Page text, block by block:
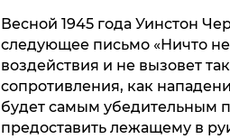
Весной 1945 года Уинстон
следующее письмо «Ничто не
воздействия и не вызовет
сопротивления, как
будет самым убедительным
предоставить лежащему в